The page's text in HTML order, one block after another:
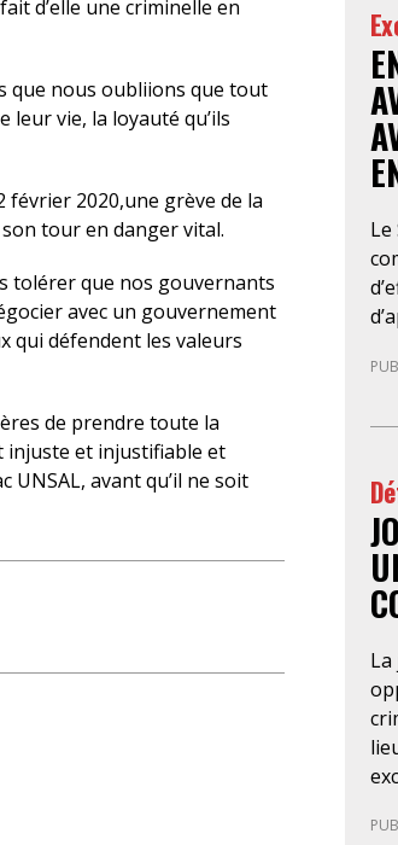
d’elle une criminelle en
que nous oubliions que tout
vie, la loyauté qu’ils
février 2020,une grève de la
tour en danger vital.
tolérer que nos gouvernants
avec un gouvernement
qui défendent les valeurs
de prendre toute la
injuste et injustifiable et
UNSAL, avant qu’il ne soit
du
du
en